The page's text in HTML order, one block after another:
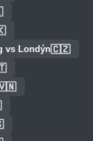
🇨🇿
vs Londýn